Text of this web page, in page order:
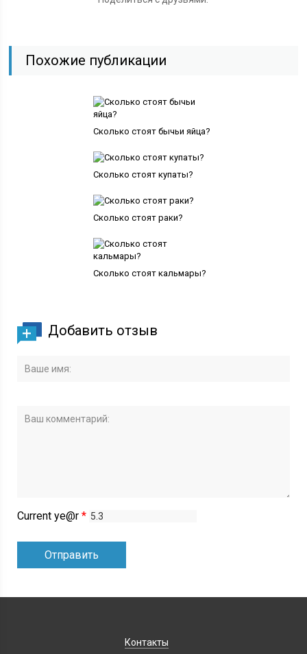
Похожие публикации
Сколько стоят бычьи яйца?
Сколько стоят купаты?
Сколько стоят раки?
Сколько стоят кальмары?
Добавить отзыв
Current ye@r*
Контакты